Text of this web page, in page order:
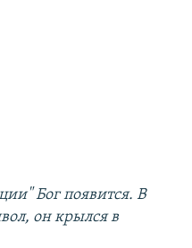
Бог появится. В
он крылся в